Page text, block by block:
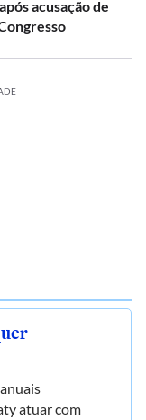
acusação de
atuar com